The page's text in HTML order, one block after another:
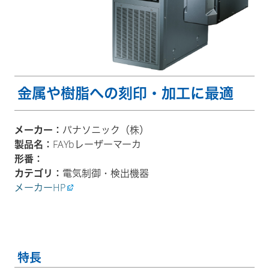
金属や樹脂への刻印・加工に最適
メーカー： パナソニック（株）
製品名： FAYbレーザーマーカ
形番：
カテゴリ： 電気制御・検出機器
メーカーHP
特長